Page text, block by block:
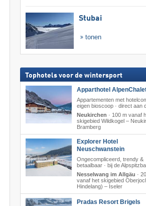
Stubai
tonen
Tophotels voor de wintersport
Apparthotel
Appartementen met
eigen bioscoop · direct aan
Neukirchen · 100 m vanaf
skigebied Wildkogel –
Bramberg
Explorer Hotel
Neuschwanstein
Ongecompliceerd, trendy &
betaalbaar · bij de
Nesselwang im Allgäu ·
vanaf het skigebied
Hindelang) – Iseler
Pradas Resort Brigels